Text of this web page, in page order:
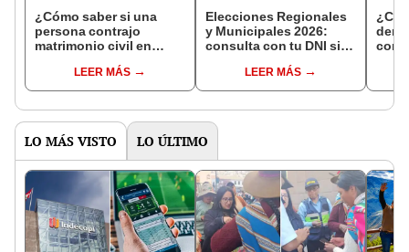
¿Cómo saber si una
persona contrajo
matrimonio civil en
LEER MÁS
Elecciones Regionales
y Municipales 2026:
consulta con tu DNI si
de mesa para este 4 de
octubre en el link oficial
LEER MÁS
con
LO MÁS VISTO LO ÚLTIMO